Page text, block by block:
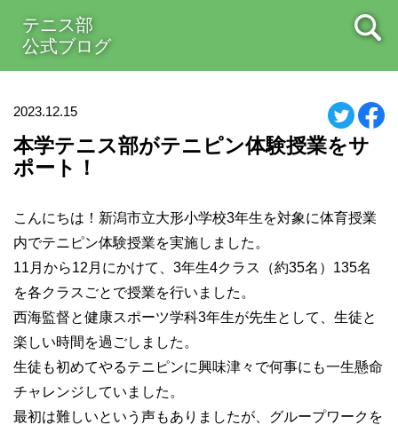
テニス部
公式ブログ
2023.12.15
本学テニス部がテニピン体験授業をサ
ポート！
こんにちは！新潟市立大形小学校3年生を対象に体育授業
内でテニピン体験授業を実施しました。
11月から12月にかけて、3年生4クラス（約35名）135名
を各クラスごとで授業を行いました。
西海監督と健康スポーツ学科3年生が先生として、生徒と
楽しい時間を過ごしました。
生徒も初めてやるテニピンに興味津々で何事にも一生懸命
チャレンジしていました。
最初は難しいという声もありましたが、グループワークを